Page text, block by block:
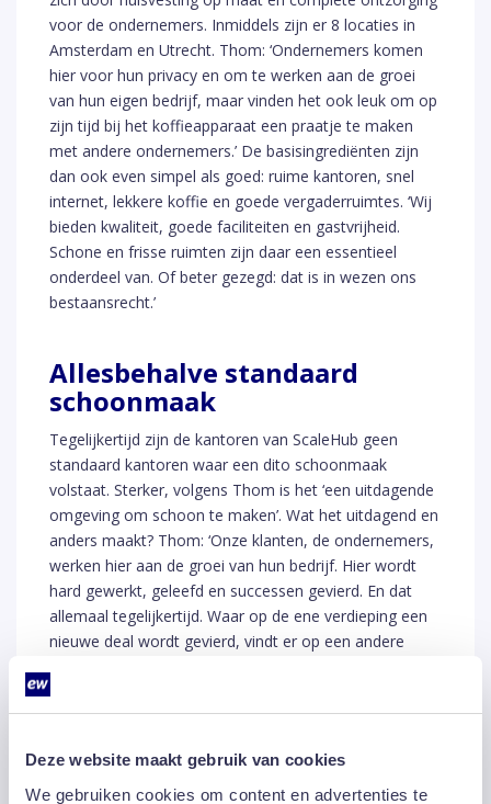
Deze website maakt gebruik van cookies
We gebruiken cookies om content en advertenties te
voor de ondernemers. Inmiddels zijn er 8 locaties in
Amsterdam en Utrecht. Thom: ‘Ondernemers komen
hier voor hun privacy en om te werken aan de groei
van hun eigen bedrijf, maar vinden het ook leuk om op
zijn tijd bij het koffieapparaat een praatje te maken
met andere ondernemers.’ De basisingrediënten zijn
dan ook even simpel als goed: ruime kantoren, snel
internet, lekkere koffie en goede vergaderruimtes. ‘Wij
bieden kwaliteit, goede faciliteiten en gastvrijheid.
Schone en frisse ruimten zijn daar een essentieel
onderdeel van. Of beter gezegd: dat is in wezen ons
bestaansrecht.’
Allesbehalve standaard
schoonmaak
Tegelijkertijd zijn de kantoren van ScaleHub geen
standaard kantoren waar een dito schoonmaak
volstaat. Sterker, volgens Thom is het ‘een uitdagende
omgeving om schoon te maken’. Wat het uitdagend en
anders maakt? Thom: ‘Onze klanten, de ondernemers,
werken hier aan de groei van hun bedrijf. Hier wordt
hard gewerkt, geleefd en successen gevierd. En dat
allemaal tegelijkertijd. Waar op de ene verdieping een
nieuwe deal wordt gevierd, vindt er op een andere
Beide situaties vragen om een andere benadering van
schoonmaak en dat vraagt flexibiliteit van de
verschillende type bedrijven, wat een wisselende
dynamiek geeft. Ieder bedrijf heeft zo zijn eigen